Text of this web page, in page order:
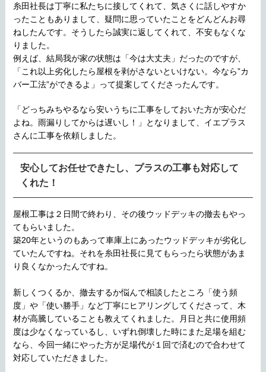
糸田社長は丁寧に私たちに接してくれて、気さくに話しやすか
ったこともありまして、疑問に思っていたことをどんどんお尋
ねしたんです。そうしたら誠実に返してくれて、不安もなくな
りました。
例えば、結局我が家の状態は「今は大丈夫」だったのですが、
「これ以上劣化したら屋根を剥がさないといけない。今なら”カ
バー工法”ができるよ」って提案してくださったんです。
「どっちみちやるなら安いうちに工事をしておいた方が安心だ
よね。雨漏りしてからは遅いし！」となりまして、イエプラス
さんに工事を依頼しました。
安心してお任せできたし、プラスの工事も対応して
くれた！
屋根工事は２日間で終わり、その後ウッドデッキの撤去もやっ
てもらいました。
築20年というのもあって車庫上にあったウッドデッキが劣化し
ていたんですね。それを糸田社長に見てもらったら状態があま
り良くなかったんですね。
新しくつくるか、撤去するか悩んで相談したところ「使う頻
度」や「使い勝手」など丁寧にヒアリングしてくださって、木
材が高騰していることも教えてくれました。月日と共に使用頻
度は少なくなっているし、いずれ倒壊した時にまた足場を組む
なら、今回一緒にやった方が足場代が１回で済むので合わせて
対応していただきました。